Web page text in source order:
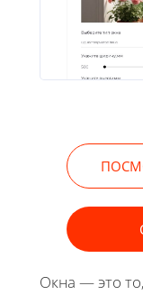
Окна — это